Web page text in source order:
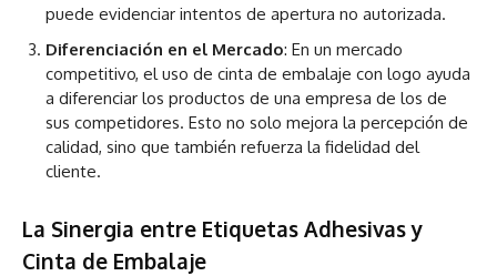
puede evidenciar intentos de apertura no autorizada.
Diferenciación en el Mercado: En un mercado
competitivo, el uso de cinta de embalaje con logo ayuda
a diferenciar los productos de una empresa de los de
sus competidores. Esto no solo mejora la percepción de
calidad, sino que también refuerza la fidelidad del
cliente.
La Sinergia entre Etiquetas Adhesivas y
Cinta de Embalaje